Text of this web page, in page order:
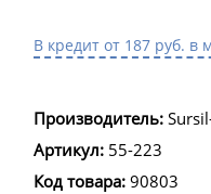
В кредит от 187 руб. в
Производитель:
Артикул: 55-223
Код товара: 90803